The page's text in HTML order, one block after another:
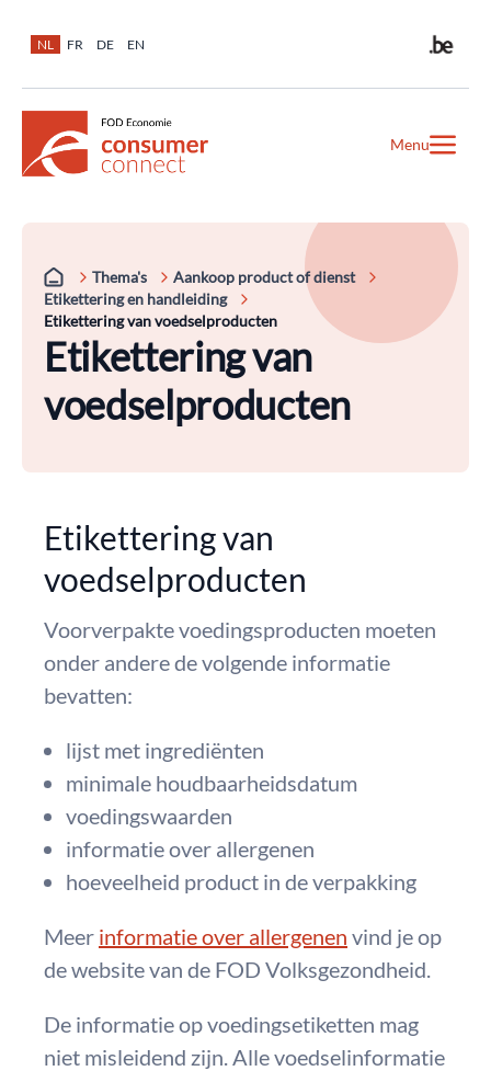
NL FR DE EN
Menu
Thema's
Aankoop product of dienst
Etikettering en handleiding
Etikettering van voedselproducten
Etikettering van
voedselproducten
Etikettering van
voedselproducten
Voorverpakte voedingsproducten moeten
onder andere de volgende informatie
bevatten:
lijst met ingrediënten
minimale houdbaarheidsdatum
voedingswaarden
informatie over allergenen
hoeveelheid product in de verpakking
Meer informatie over allergenen vind je op
de website van de FOD Volksgezondheid.
De informatie op voedingsetiketten mag
niet misleidend zijn. Alle voedselinformatie